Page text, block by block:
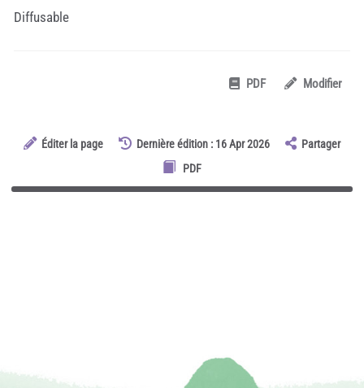
Diffusable
PDF Modifier
Éditer la page Dernière édition : 16 Apr 2026
Partager
PDF